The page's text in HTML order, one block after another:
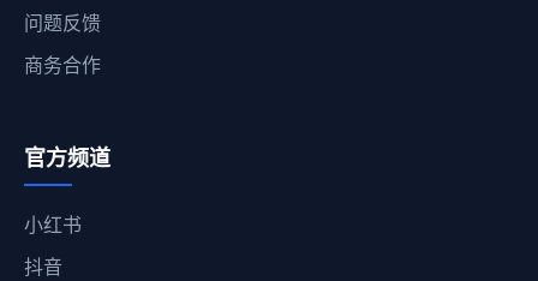
问题反馈
商务合作
官方频道
小红书
抖音